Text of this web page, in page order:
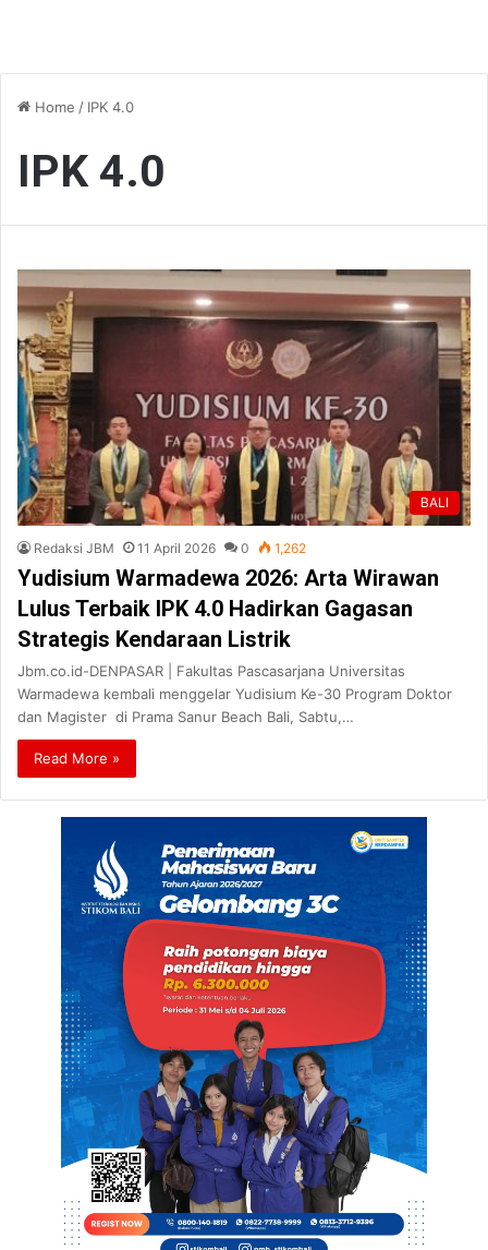
Home / IPK 4.0
IPK 4.0
BALI
Redaksi JBM 11 April 2026 0 1,262
Yudisium Warmadewa 2026: Arta Wirawan
Lulus Terbaik IPK 4.0 Hadirkan Gagasan
Strategis Kendaraan Listrik
Jbm.co.id-DENPASAR | Fakultas Pascasarjana Universitas
Warmadewa kembali menggelar Yudisium Ke-30 Program Doktor
dan Magister di Prama Sanur Beach Bali, Sabtu,…
Read More »